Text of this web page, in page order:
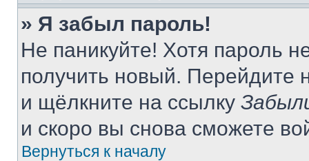
» Я забыл пароль!
Не паникуйте! Хотя пароль
получить новый. Перейдите
и щёлкните на ссылку
и скоро вы снова сможете
Вернуться к началу